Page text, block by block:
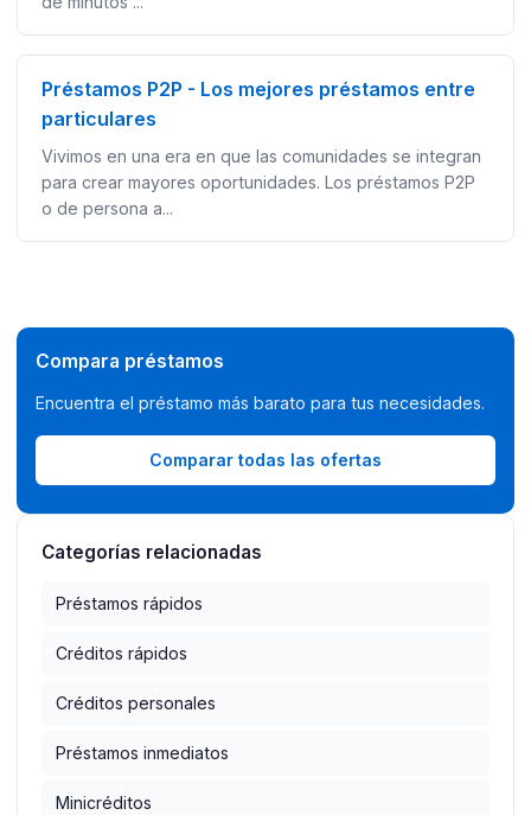
Préstamos P2P - Los mejores préstamos entre
particulares
Vivimos en una era en que las comunidades se integran
para crear mayores oportunidades. Los préstamos P2P
o de persona a...
Compara préstamos
Encuentra el préstamo más barato para tus necesidades.
Comparar todas las ofertas
Categorías relacionadas
Préstamos rápidos
Créditos rápidos
Créditos personales
Préstamos inmediatos
Minicréditos